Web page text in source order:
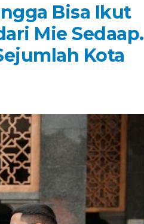
Bisa Ikut
Mie Sedaap.
Kota